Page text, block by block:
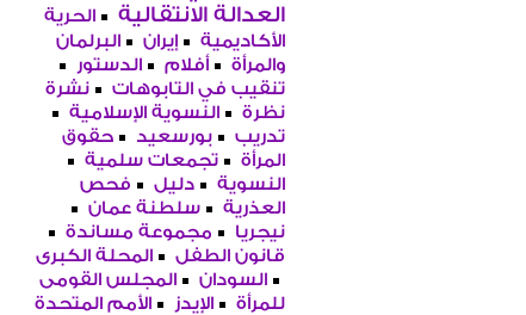
العدالة الانتقالية
الحرية
الأكاديمية
إيران
البرلمان
والمرأة
أفلام
الدستور
تنقيب في التابوهات
نشرة
نظرة
النسوية الإسلامية
تدريب
بورسعيد
حقوق
المرأة
تجمعات سلمية
النسوية
دليل
فحص
العذرية
سلطنة عمان
نيجريا
مجموعة مساندة
قانون الطفل
المحلة الكبرى
السودان
المجلس القومى
للمرأة
الإيدز
الأمم المتحدة